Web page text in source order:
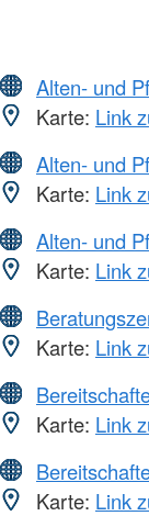
Alten- und
Karte: Link
Alten- und
Karte: Link
Alten- und
Karte: Link
Karte: Link
Karte: Link
Karte: Link